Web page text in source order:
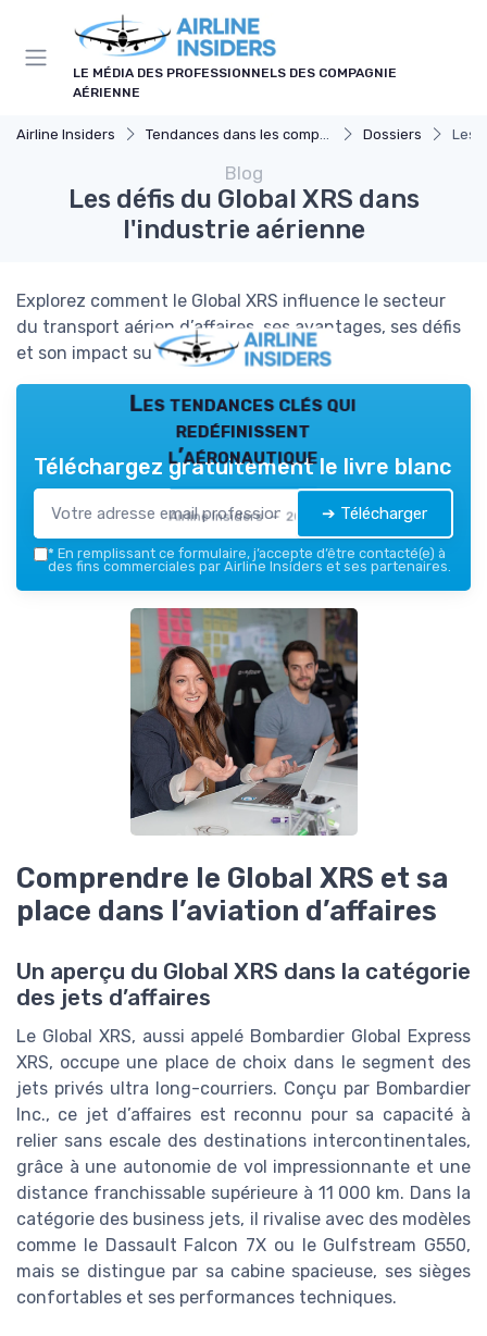
LE MÉDIA DES PROFESSIONNELS DES COMPAGNIE
AÉRIENNE
Airline Insiders Tendances dans les compagnies aériennes Dossiers Les
Blog
Les défis du Global XRS dans
l'industrie aérienne
Explorez comment le Global XRS influence le secteur
du transport aérien d’affaires, ses avantages, ses défis
et son impact sur l’industrie aérienne.
Les tendances clés qui
redéfinissent
l’aéronautique
Airline Insiders — 2026
Téléchargez gratuitement le livre blanc
➔ Télécharger
* En remplissant ce formulaire, j’accepte d’être contacté(e) à
des fins commerciales par Airline Insiders et ses partenaires.
Comprendre le Global XRS et sa
place dans l’aviation d’affaires
Un aperçu du Global XRS dans la catégorie
des jets d’affaires
Le Global XRS, aussi appelé Bombardier Global Express
XRS, occupe une place de choix dans le segment des
jets privés ultra long-courriers. Conçu par Bombardier
Inc., ce jet d’affaires est reconnu pour sa capacité à
relier sans escale des destinations intercontinentales,
grâce à une autonomie de vol impressionnante et une
distance franchissable supérieure à 11 000 km. Dans la
catégorie des business jets, il rivalise avec des modèles
comme le Dassault Falcon 7X ou le Gulfstream G550,
mais se distingue par sa cabine spacieuse, ses sièges
confortables et ses performances techniques.
Panneau de gestion des cookies